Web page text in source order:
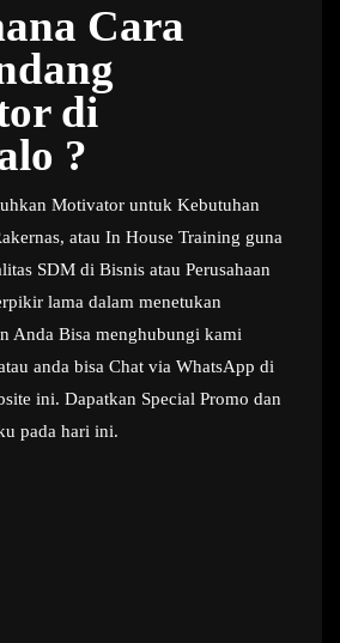
Cara
di
?
Motivator untuk Kebutuhan
atau In House Training guna
SDM di Bisnis atau Perusahaan
lama dalam menetukan
Anda Bisa menghubungi kami
anda bisa Chat via WhatsApp di
ini. Dapatkan Special Promo dan
pada hari ini.